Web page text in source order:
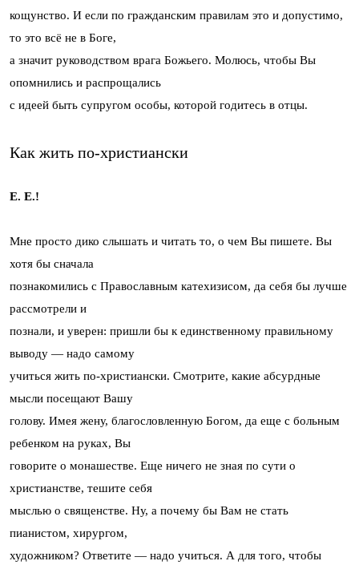
кощунство. И если по гражданским правилам это и допустимо,
то это всё не в Боге,
а значит руководством врага Божьего. Молюсь, чтобы Вы
опомнились и распрощались
с идеей быть супругом особы, которой годитесь в отцы.
Как жить по-христиански
Е. Е.!
Мне просто дико слышать и читать то, о чем Вы пишете. Вы
хотя бы сначала
познакомились с Православным катехизисом, да себя бы лучше
рассмотрели и
познали, и уверен: пришли бы к единственному правильному
выводу — надо самому
учиться жить по-христиански. Смотрите, какие абсурдные
мысли посещают Вашу
голову. Имея жену, благословленную Богом, да еще с больным
ребенком на руках, Вы
говорите о монашестве. Еще ничего не зная по сути о
христианстве, тешите себя
мыслью о священстве. Ну, а почему бы Вам не стать
пианистом, хирургом,
художником? Ответите — надо учиться. А для того, чтобы